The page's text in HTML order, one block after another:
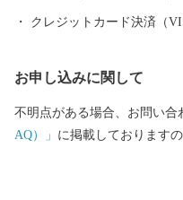
クレジットカード決済（
お申し込みに関して
不明点がある場合、お問い合
AQ）」 に掲載しております